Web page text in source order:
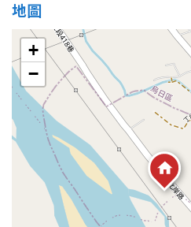
金門連江
1樓
3樓
5~10樓
21樓以上
~
地圖
+
−